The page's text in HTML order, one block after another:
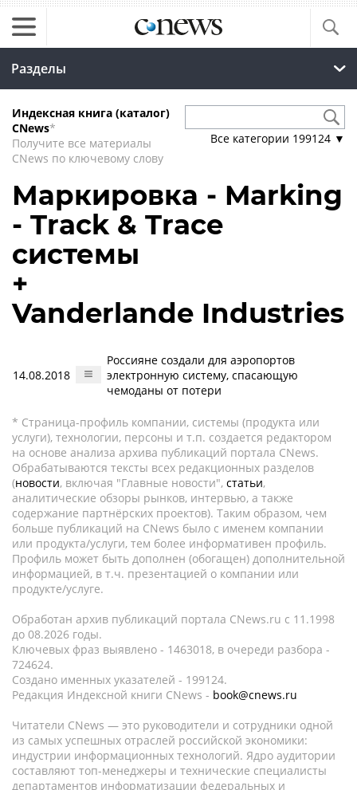
Разделы
Индексная книга (каталог)
CNews*
Получите все материалы
CNews по ключевому слову
Все категории 199124 ▼
Маркировка - Marking
- Track & Trace
системы
+
Vanderlande Industries
14.08.2018
Россияне создали для аэропортов
электронную систему, спасающую
чемоданы от потери
* Страница-профиль компании, системы (продукта или
услуги), технологии, персоны и т.п. создается редактором
на основе анализа архива публикаций портала CNews.
Обрабатываются тексты всех редакционных разделов
(новости, включая "Главные новости", статьи,
аналитические обзоры рынков, интервью, а также
содержание партнёрских проектов). Таким образом, чем
больше публикаций на CNews было с именем компании
или продукта/услуги, тем более информативен профиль.
Профиль может быть дополнен (обогащен) дополнительной
информацией, в т.ч. презентацией о компании или
продукте/услуге.
Обработан архив публикаций портала CNews.ru c 11.1998
до 08.2026 годы.
Ключевых фраз выявлено - 1463018, в очереди разбора -
724624.
Создано именных указателей - 199124.
Редакция Индексной книги CNews - book@cnews.ru
Читатели CNews — это руководители и сотрудники одной
из самых успешных отраслей российской экономики:
индустрии информационных технологий. Ядро аудитории
составляют топ-менеджеры и технические специалисты
департаментов информатизации федеральных и